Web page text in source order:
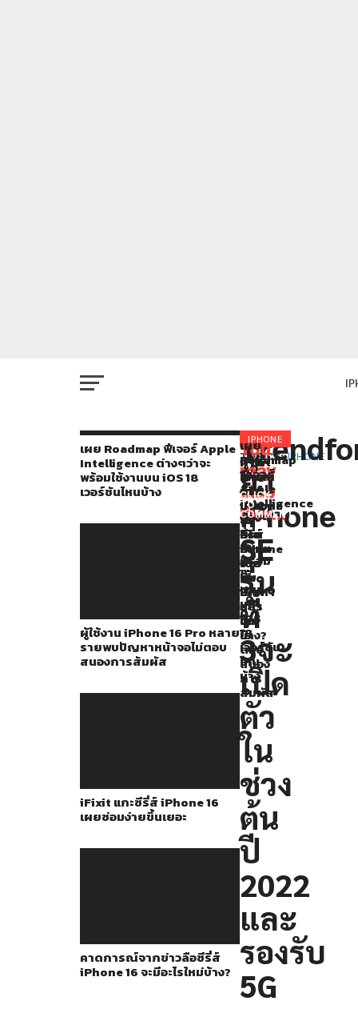
เผย Roadmap ฟีเจอร์ Apple
Intelligence ต่างๆว่าจะ
พร้อมใช้งานบน iOS 18
เวอร์ชันไหนบ้าง
ผู้ใช้งาน iPhone 16 Pro หลาย
รายพบปัญหาหน้าจอไม่ตอบ
สนองการสัมผัส
iFixit แกะซีรี่ส์ iPhone 16
เผยซ่อมง่ายขึ้นเยอะ
คาดการณ์จากข่าวลือซีรี่ส์
iPhone 16 จะมีอะไรใหม่บ้าง?
IPHONE
ย้ำ
iPhone
SE
รุ่น
ที่
3จะ
เปิด
ตัว
ใน
ช่วง
ต้น
ปี
2022
และ
รองรับ
5G
ก่อน
หน้า
นี้
มี
ข่าว
ออก
มา
มากมาย
ว่า
iPhone
SE
รุ่น
ถัด
ไป
หรือ
รุ่น
ที่
3
นั้น
จะ
ตัว
ใน
ช่วง
ต้น
You
may
also
like...
เผย
Roadmap
ฟีเจอร์
Apple
Intelligence
ต่างๆ
ว่า
จะ
พร้อม
ใช้
งาน
บน
iOS
18
เวอร์ชัน
ไหน
บ้าง
ผู้
ใช้
งาน
iPhone
16
Pro
หลาย
ราย
พบ
ปัญหา
หน้า
จอ
ไม่
ตอบ
สนอง
การ
สัมผัส
iFixit
แกะ
ซีรี่ส์
iPhone
16
เผย
ซ่อม
ง่าย
ขึ้น
เยอะ
คาด
การณ์
จาก
ข่าว
ลือ
ซีรี่ส์
iPhone
16
จะ
มี
อะไร
ใหม่
บ้าง?
RELATED
TOPICS: IPHONE
CLICK
TO
COMMENT